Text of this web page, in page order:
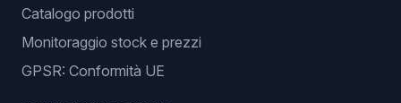
Catalogo prodotti
Monitoraggio stock e prezzi
GPSR: Conformità UE